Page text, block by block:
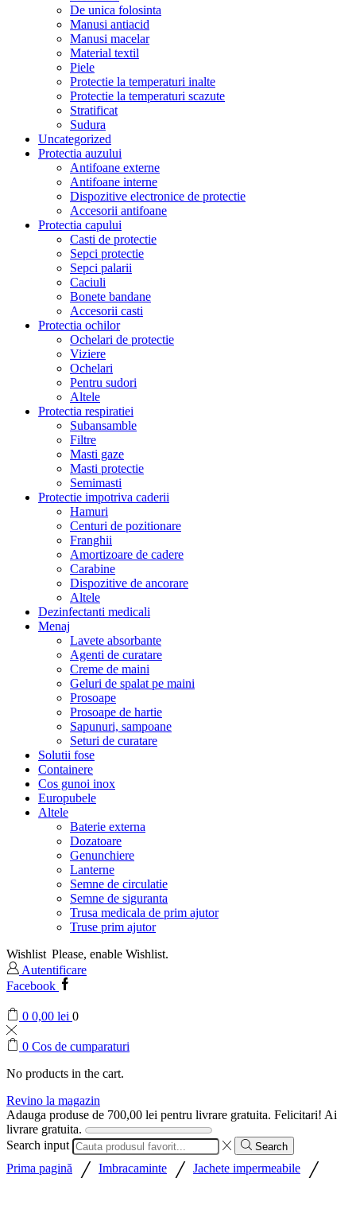
De unica folosinta
Manusi antiacid
Manusi macelar
Material textil
Piele
Protectie la temperaturi inalte
Protectie la temperaturi scazute
Stratificat
Sudura
Uncategorized
Protectia auzului
Antifoane externe
Antifoane interne
Dispozitive electronice de protectie
Accesorii antifoane
Protectia capului
Casti de protectie
Sepci protectie
Sepci palarii
Caciuli
Bonete bandane
Accesorii casti
Protectia ochilor
Ochelari de protectie
Viziere
Ochelari
Pentru sudori
Altele
Protectia respiratiei
Subansamble
Filtre
Masti gaze
Masti protectie
Semimasti
Protectie impotriva caderii
Hamuri
Centuri de pozitionare
Franghii
Amortizoare de cadere
Carabine
Dispozitive de ancorare
Altele
Dezinfectanti medicali
Menaj
Lavete absorbante
Agenti de curatare
Creme de maini
Geluri de spalat pe maini
Prosoape
Prosoape de hartie
Sapunuri, sampoane
Seturi de curatare
Solutii fose
Containere
Cos gunoi inox
Europubele
Altele
Baterie externa
Dozatoare
Genunchiere
Lanterne
Semne de circulatie
Semne de siguranta
Trusa medicala de prim ajutor
Truse prim ajutor
Wishlist Please, enable Wishlist.
Autentificare
Facebook
0 0,00 lei 0
0 Cos de cumparaturi
No products in the cart.
Revino la magazin
Adauga produse de 700,00 lei pentru livrare gratuita. Felicitari! Ai
livrare gratuita.
Search input
Search
Prima pagină / Imbracaminte / Jachete impermeabile /